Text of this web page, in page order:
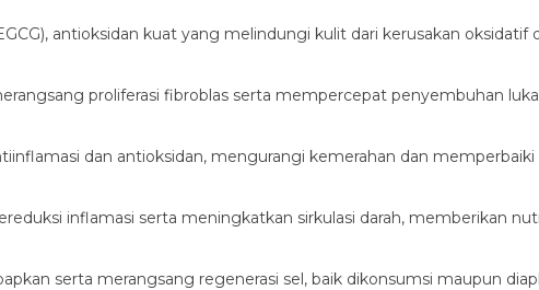
antioksidan kuat yang melindungi kulit dari kerusakan
proliferasi fibroblas serta mempercepat penyembuhan
dan antioksidan, mengurangi kemerahan dan
inflamasi serta meningkatkan sirkulasi darah, memberikan
serta merangsang regenerasi sel, baik dikonsumsi maupun